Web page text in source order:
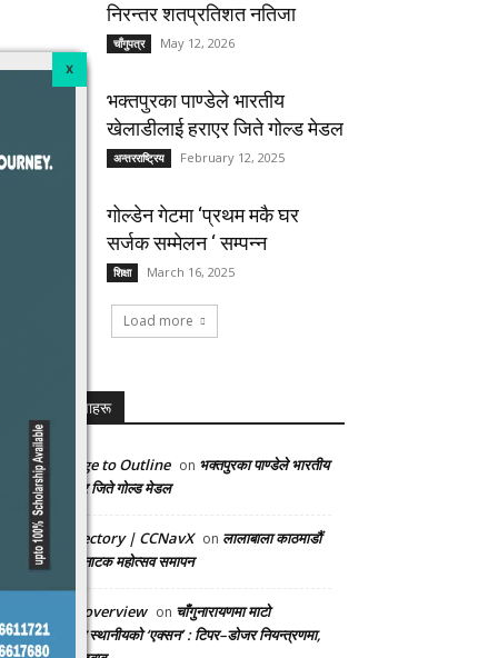
निरन्तर शतप्रतिशत नतिजा
चाँगुपत्र May 12, 2026
भक्तपुरका पाण्डेले भारतीय
खेलाडीलाई हराएर जिते गोल्ड मेडल
अन्तरराष्ट्रिय February 12, 2025
गोल्डेन गेटमा ‘प्रथम मकै घर
सर्जक सम्मेलन ‘ सम्पन्न
शिक्षा March 16, 2025
Load more
पछिल्लो प्रतिकृयाहरू
Convert Image to Outline on भक्तपुरका पाण्डेले भारतीय
खेलाडीलाई हराएर जिते गोल्ड मेडल
AI Proxy Directory | CCNavX on लालाबाला काठमाडौं
अन्तर्राष्ट्रिय बालनाटक महोत्सव समापन
sinusitis ent overview on चाँगुनारायणमा माटो
स्थानीयको ‘एक्सन’ : टिपर–डोजर नियन्त्रणमा,